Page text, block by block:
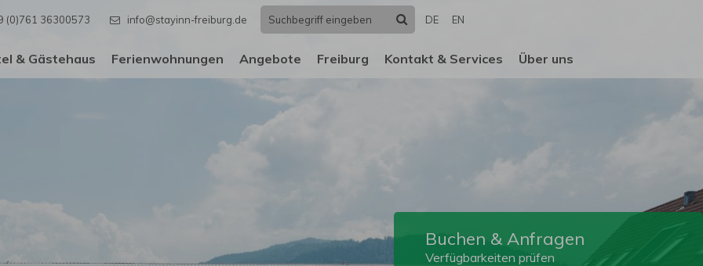
(0)761 36300573 info@stayinn-freiburg.de Suchen
DE EN
& Gästehaus Ferienwohnungen Angebote Freiburg Kontakt & Services Über uns
Buchen & Anfragen
Verfügbarkeiten prüfen